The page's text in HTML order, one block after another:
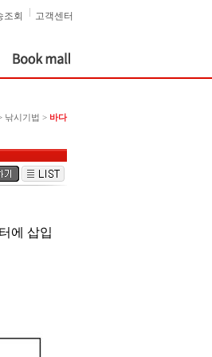
고객센터
조회
낚시기법 > 바다